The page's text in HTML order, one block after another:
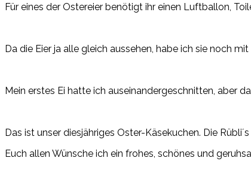
Für eines der Ostereier benötigt ihr einen Luftballon,
Da die Eier ja alle gleich aussehen, habe ich sie noch
Mein erstes Ei hatte ich auseinandergeschnitten, aber
Das ist unser diesjähriges Oster-Käsekuchen. Die
Euch allen Wünsche ich ein frohes, schönes und